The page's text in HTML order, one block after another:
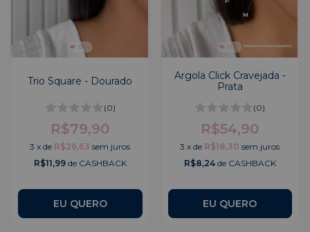
Trio Square - Dourado
(0)
R$79,90
3 xde R$26,63 sem juros
R$11,99de CASHBACK
Argola Click Cravejada -
Prata
(0)
R$54,90
3 xde R$18,30 sem juros
R$8,24de CASHBACK
EU QUERO